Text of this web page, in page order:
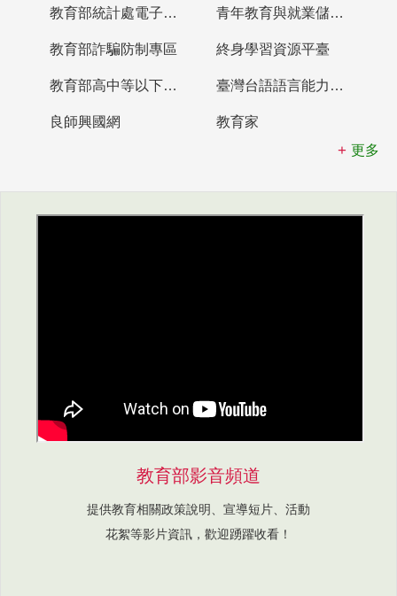
教育部統計處電子書櫃 青年教育與就業儲蓄帳戶
教育部詐騙防制專區 終身學習資源平臺
教育部高中等以下學校及幼兒園教師資格檢定考試 臺灣台語語言能力認證網站
良師興國網
教育家
更多
教育部影音頻道
提供教育相關政策說明、宣導短片、活動
花絮等影片資訊，歡迎踴躍收看！